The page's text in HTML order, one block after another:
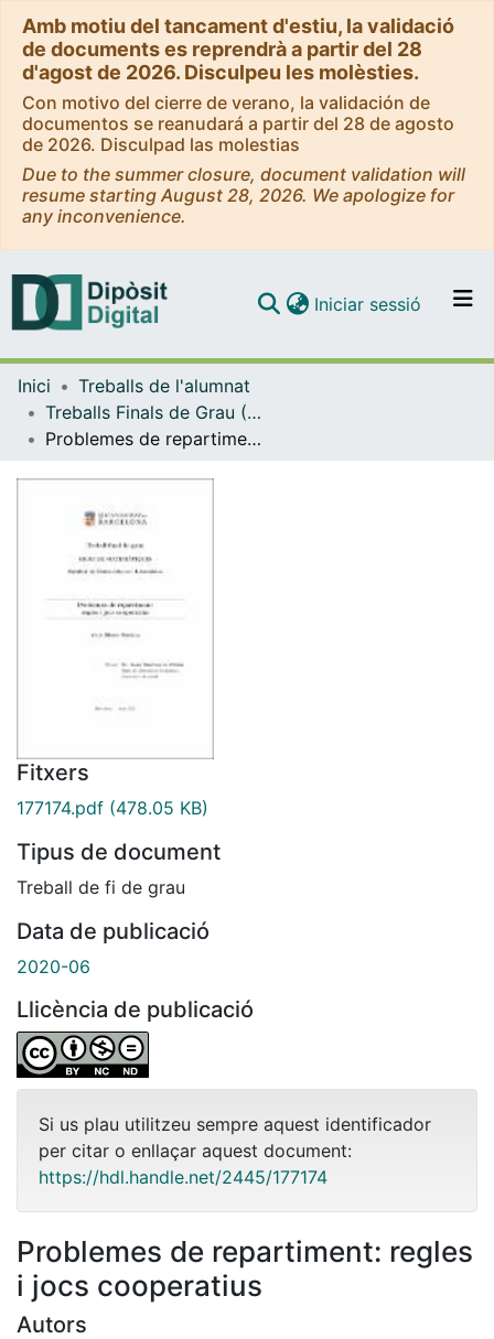
Amb motiu del tancament d'estiu, la validació
de documents es reprendrà a partir del 28
d'agost de 2026. Disculpeu les molèsties.
Con motivo del cierre de verano, la validación de
documentos se reanudará a partir del 28 de agosto
de 2026. Disculpad las molestias
Due to the summer closure, document validation will
resume starting August 28, 2026. We apologize for
any inconvenience.
Navega per tot el DD
Iniciar sessió (current)
Inici
Treballs de l'alumnat
Treballs Finals de Grau (TFG) - Matemàtiques
Problemes de repartiment: regles i jocs cooperatius
Fitxers
177174.pdf (478.05 KB)
Tipus de document
Treball de fi de grau
Data de publicació
2020-06
Llicència de publicació
Si us plau utilitzeu sempre aquest identificador
per citar o enllaçar aquest document:
https://hdl.handle.net/2445/177174
Problemes de repartiment: regles
i jocs cooperatius
Autors